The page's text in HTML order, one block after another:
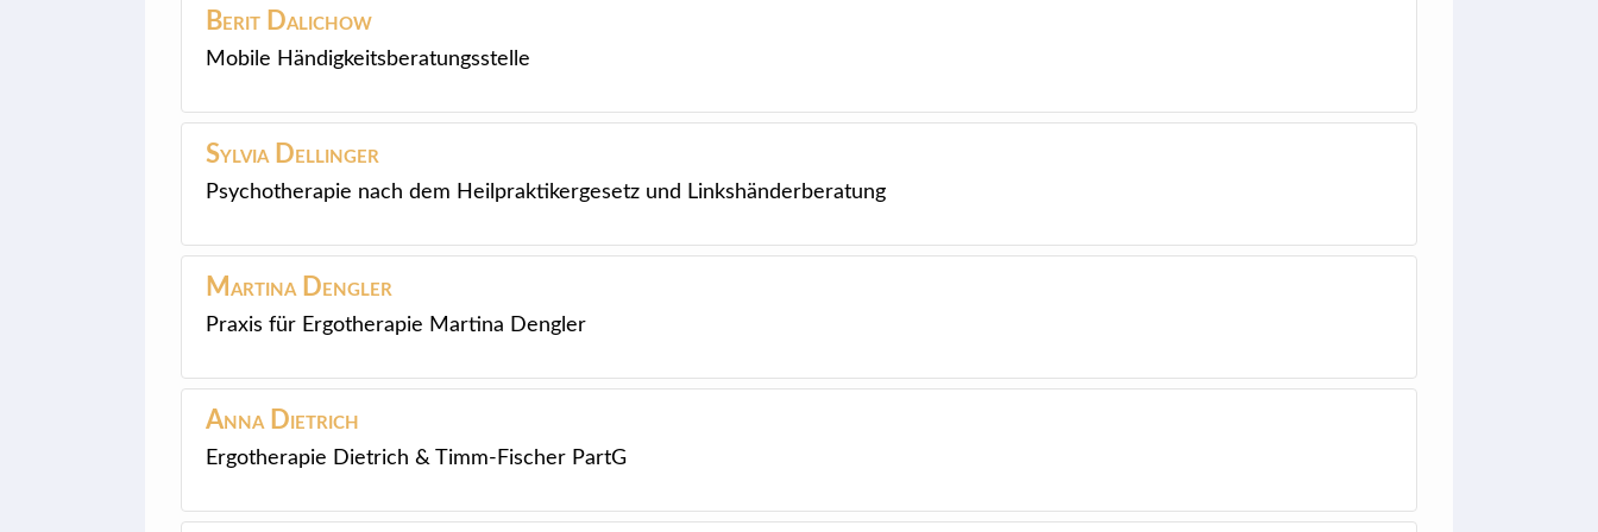
Berit Dalichow
Mobile Händigkeitsberatungsstelle
Sylvia Dellinger
Psychotherapie nach dem Heilpraktikergesetz und Linkshänderberatung
Martina Dengler
Praxis für Ergotherapie Martina Dengler
Anna Dietrich
Ergotherapie Dietrich & Timm-Fischer PartG